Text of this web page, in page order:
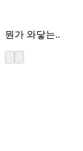
뭔가 와닿는..